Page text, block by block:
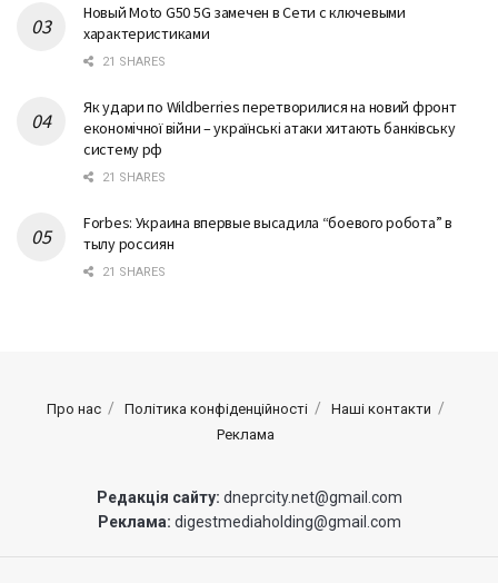
Новый Moto G50 5G замечен в Сети с ключевыми
характеристиками
21 SHARES
Як удари по Wildberries перетворилися на новий фронт
економічної війни – українські атаки хитають банківську
систему рф
21 SHARES
Forbes: Украина впервые высадила “боевого робота” в
тылу россиян
21 SHARES
Про нас Політика конфіденційності
Наші контакти
Реклама
Редакція сайту: dneprcity.net@gmail.com
Реклама: digestmediaholding@gmail.com